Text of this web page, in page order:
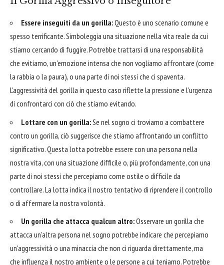
Essere inseguiti da un gorilla:Questo è uno scenario comune e
spesso terrificante. Simboleggia una situazione nella vita reale da cui
stiamo cercando di fuggire. Potrebbe trattarsi di una responsabilità
che evitiamo, un'emozione intensa che non vogliamo affrontare (come
la rabbia o la paura), o una parte di noi stessi che ci spaventa.
L'aggressività del gorilla in questo caso riflette la pressione e l'urgenza
di confrontarci con ciò che stiamo evitando.
Lottare con un gorilla:Se nel sogno ci troviamo a combattere
contro un gorilla, ciò suggerisce che stiamo affrontando un conflitto
significativo. Questa lotta potrebbe essere con una persona nella
nostra vita, con una situazione difficile o, più profondamente, con una
parte di noi stessi che percepiamo come ostile o difficile da
controllare. La lotta indica il nostro tentativo di riprendere il controllo
o di affermare la nostra volontà.
Un gorilla che attacca qualcun altro:Osservare un gorilla che
attacca un'altra persona nel sogno potrebbe indicare che percepiamo
un'aggressività o una minaccia che non ci riguarda direttamente, ma
che influenza il nostro ambiente o le persone a cui teniamo. Potrebbe